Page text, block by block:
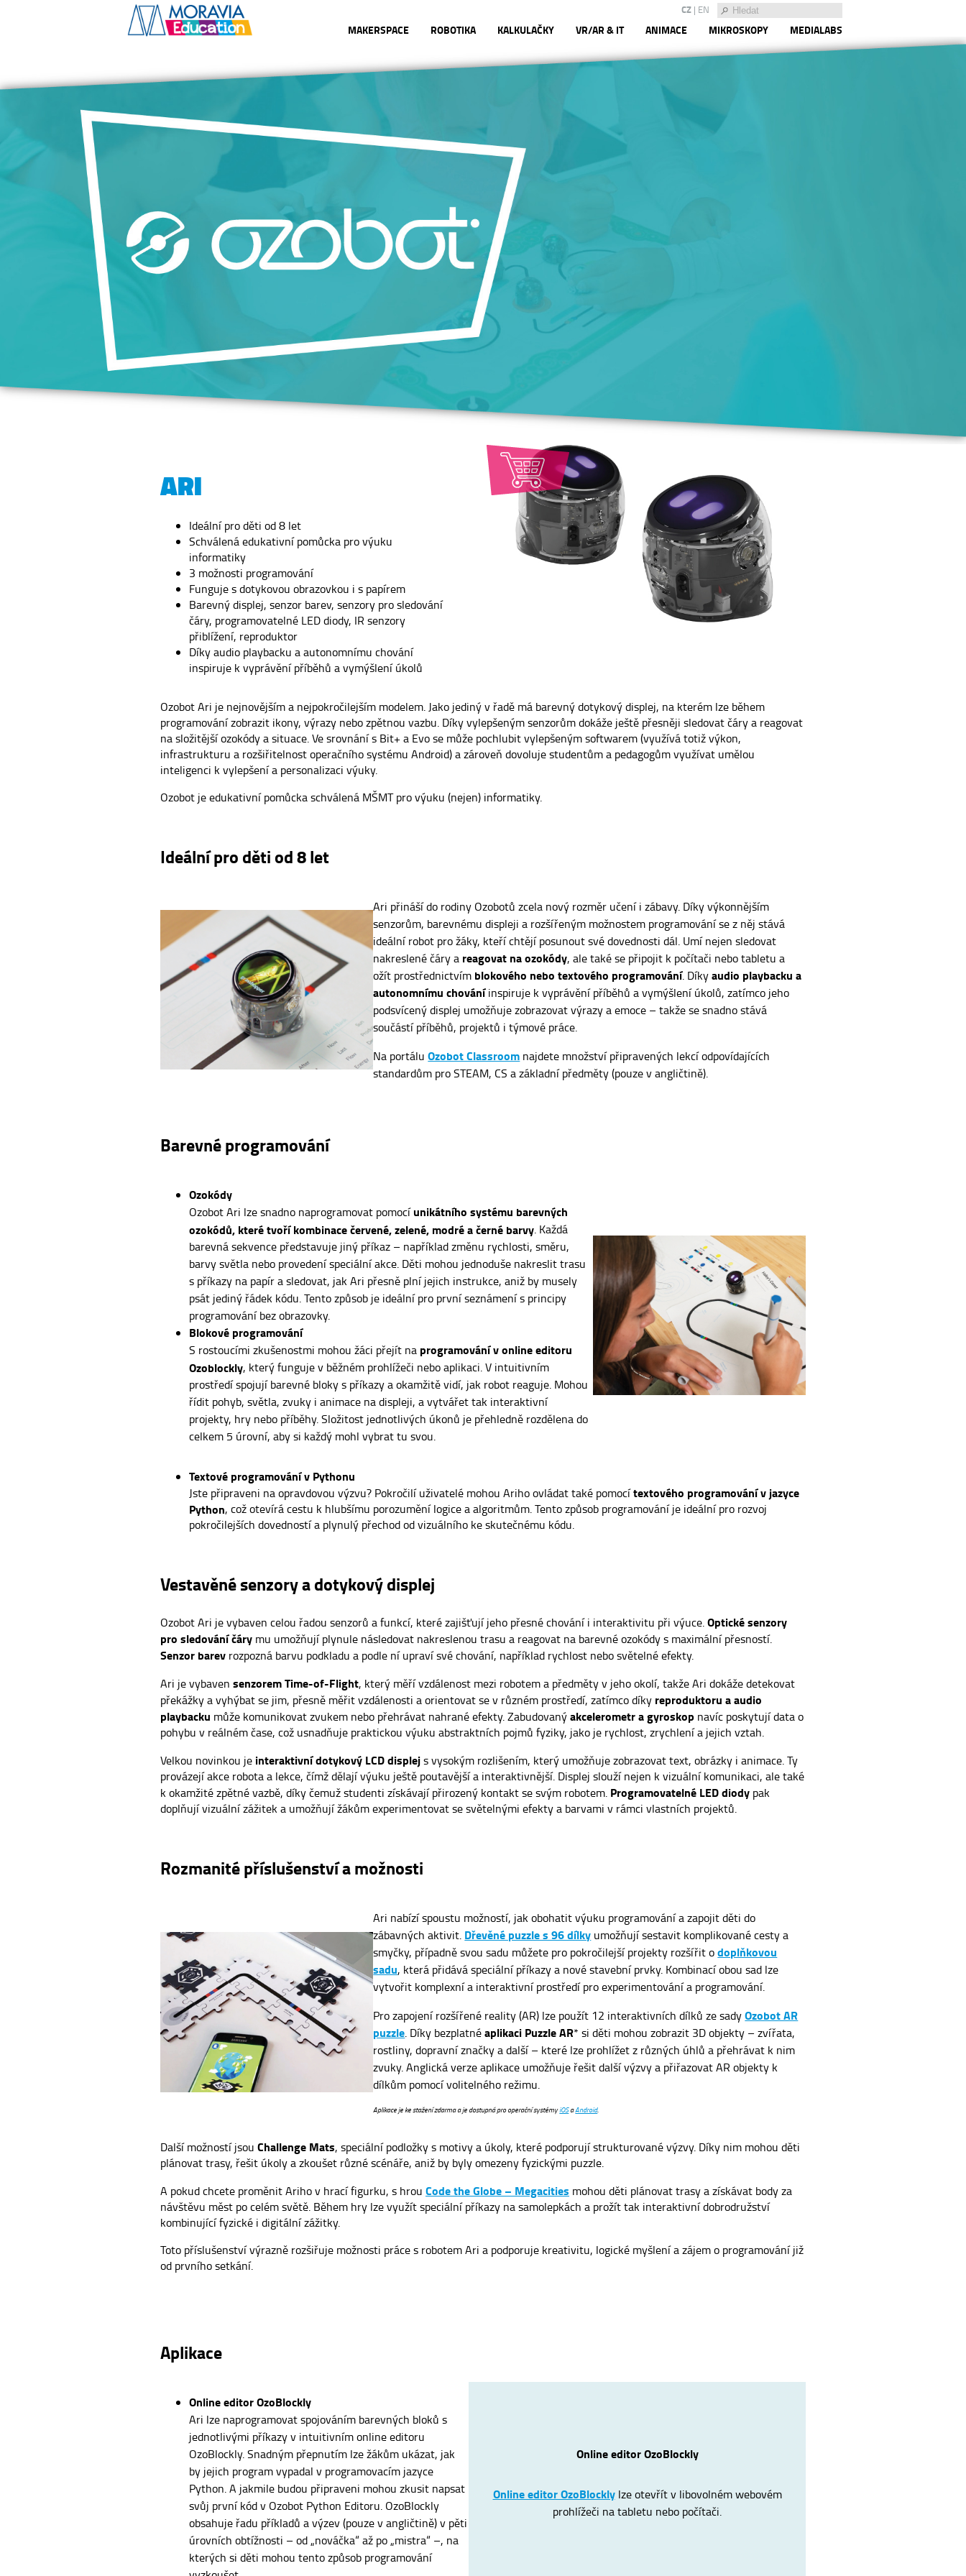
CZ | EN
MAKERSPACE ROBOTIKA KALKULAČKY VR/AR & IT ANIMACE MIKROSKOPY MEDIALABS
ARI
Ideální pro děti od 8 let
Schválená edukativní pomůcka pro výuku
informatiky
3 možnosti programování
Funguje s dotykovou obrazovkou i s papírem
Barevný displej, senzor barev, senzory pro sledování
čáry, programovatelné LED diody, IR senzory
přiblížení, reproduktor
Díky audio playbacku a autonomnímu chování
inspiruje k vyprávění příběhů a vymýšlení úkolů
Ozobot Ari je nejnovějším a nejpokročilejším modelem. Jako jediný v řadě má barevný dotykový displej, na kterém lze během
programování zobrazit ikony, výrazy nebo zpětnou vazbu. Díky vylepšeným senzorům dokáže ještě přesněji sledovat čáry a reagovat
na složitější ozokódy a situace. Ve srovnání s Bit+ a Evo se může pochlubit vylepšeným softwarem (využívá totiž výkon,
infrastrukturu a rozšiřitelnost operačního systému Android) a zároveň dovoluje studentům a pedagogům využívat umělou
inteligenci k vylepšení a personalizaci výuky.
Ozobot je edukativní pomůcka schválená MŠMT pro výuku (nejen) informatiky.
Ideální pro děti od 8 let
Ari přináší do rodiny Ozobotů zcela nový rozměr učení i zábavy. Díky výkonnějším
senzorům, barevnému displeji a rozšířeným možnostem programování se z něj stává
ideální robot pro žáky, kteří chtějí posunout své dovednosti dál. Umí nejen sledovat
nakreslené čáry a reagovat na ozokódy, ale také se připojit k počítači nebo tabletu a
ožít prostřednictvím blokového nebo textového programování. Díkyaudio playbacku a
autonomnímu chováníinspiruje k vyprávění příběhů a vymýšlení úkolů, zatímco jeho
podsvícený displej umožňuje zobrazovat výrazy a emoce – takže se snadno stává
součástí příběhů, projektů i týmové práce.
Na portáluOzobot Classroom najdete množství připravených lekcí odpovídajících
standardům pro STEAM, CS a základní předměty (pouze v angličtině).
Barevné programování
Ozokódy
Ozobot Ari lze snadno naprogramovat pomocíunikátního systému barevných
ozokódů, které tvoří kombinace červené, zelené, modré a černé barvy. Každá
barevná sekvence představuje jiný příkaz – například změnu rychlosti, směru,
barvy světla nebo provedení speciální akce. Děti mohou jednoduše nakreslit trasu
s příkazy na papír a sledovat, jak Ari přesně plní jejich instrukce, aniž by musely
psát jediný řádek kódu. Tento způsob je ideální pro první seznámení s principy
programování bez obrazovky.
Blokové programování
S rostoucími zkušenostmi mohou žáci přejít na programování v online editoru
Ozoblockly, který funguje v běžném prohlížeči nebo aplikaci. V intuitivním
prostředí spojují barevné bloky s příkazy a okamžitě vidí, jak robot reaguje. Mohou
řídit pohyb, světla, zvuky i animace na displeji, a vytvářet tak interaktivní
projekty, hry nebo příběhy. Složitost jednotlivých úkonů je přehledně rozdělena do
celkem 5 úrovní, aby si každý mohl vybrat tu svou.
Textové programování v Pythonu
Jste připraveni na opravdovou výzvu? Pokročilí uživatelé mohou Ariho ovládat také pomocítextového programování v jazyce
Python, což otevírá cestu k hlubšímu porozumění logice a algoritmům. Tento způsob programování je ideální pro rozvoj
pokročilejších dovedností a plynulý přechod od vizuálního ke skutečnému kódu.
Vestavěné senzory a dotykový displej
Ozobot Ari je vybaven celou řadou senzorů a funkcí, které zajišťují jeho přesné chování i interaktivitu při výuce.Optické senzory
pro sledování čáry mu umožňují plynule následovat nakreslenou trasu a reagovat na barevné ozokódy s maximální přesností.
Senzor barev rozpozná barvu podkladu a podle ní upraví své chování, například rychlost nebo světelné efekty.
Ari je vybaven senzorem Time-of-Flight, který měří vzdálenost mezi robotem a předměty v jeho okolí, takže Ari dokáže detekovat
překážky a vyhýbat se jim, přesně měřit vzdálenosti a orientovat se v různém prostředí, zatímco díky reproduktoru a audio
playbacku může komunikovat zvukem nebo přehrávat nahrané efekty. Zabudovanýakcelerometr a gyroskop navíc poskytují data o
pohybu v reálném čase, což usnadňuje praktickou výuku abstraktních pojmů fyziky, jako je rychlost, zrychlení a jejich vztah.
Velkou novinkou je interaktivní dotykový LCD displejs vysokým rozlišením, který umožňuje zobrazovat text, obrázky i animace. Ty
provázejí akce robota a lekce, čímž dělají výuku ještě poutavější a interaktivnější. Displej slouží nejen k vizuální komunikaci, ale také
k okamžité zpětné vazbě, díky čemuž studenti získávají přirozený kontakt se svým robotem. Programovatelné LED diody pak
doplňují vizuální zážitek a umožňují žákům experimentovat se světelnými efekty a barvami v rámci vlastních projektů.
Rozmanité příslušenství a možnosti
Ari nabízí spoustu možností, jak obohatit výuku programování a zapojit děti do
zábavných aktivit. Dřevěné puzzle s 96 dílky umožňují sestavit komplikované cesty a
smyčky, případně svou sadu můžete pro pokročilejší projekty rozšířit odoplňkovou
sadu, která přidává speciální příkazy a nové stavební prvky. Kombinací obou sad lze
vytvořit komplexní a interaktivní prostředí pro experimentování a programování.
Pro zapojení rozšířené reality (AR) lze použít 12 interaktivních dílků ze sadyOzobot AR
puzzle. Díky bezplatnéaplikaci Puzzle AR* si děti mohou zobrazit 3D objekty – zvířata,
rostliny, dopravní značky a další – které lze prohlížet z různých úhlů a přehrávat k nim
zvuky. Anglická verze aplikace umožňuje řešit další výzvy a přiřazovat AR objekty k
dílkům pomocí volitelného režimu.
Aplikace je ke stažení zdarma a je dostupná pro operační systémyiOSaAndroid.
Další možností jsou Challenge Mats, speciální podložky s motivy a úkoly, které podporují strukturované výzvy. Díky nim mohou děti
plánovat trasy, řešit úkoly a zkoušet různé scénáře, aniž by byly omezeny fyzickými puzzle.
A pokud chcete proměnit Ariho v hrací figurku, s hrou Code the Globe – Megacities mohou děti plánovat trasy a získávat body za
návštěvu měst po celém světě. Během hry lze využít speciální příkazy na samolepkách a prožít tak interaktivní dobrodružství
kombinující fyzické i digitální zážitky.
Toto příslušenství výrazně rozšiřuje možnosti práce s robotem Ari a podporuje kreativitu, logické myšlení a zájem o programování již
od prvního setkání.
Aplikace
Online editor OzoBlockly
Ari lze naprogramovat spojováním barevných bloků s
jednotlivými příkazy v intuitivním online editoru
OzoBlockly. Snadným přepnutím lze žákům ukázat, jak
by jejich program vypadal v programovacím jazyce
Python. A jakmile budou připraveni mohou zkusit napsat
svůj první kód v Ozobot Python Editoru. OzoBlockly
obsahuje řadu příkladů a výzev (pouze v angličtině) v pěti
úrovních obtížnosti – od „nováčka“ až po „mistra“ –, na
kterých si děti mohou tento způsob programování
Online editor OzoBlockly
Online editor OzoBlocklylze otevřít v libovolném webovém
prohlížeči na tabletu nebo počítači.